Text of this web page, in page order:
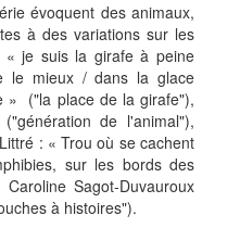
évoquent des animaux,
à des variations sur les
« je suis la girafe à peine
le mieux / dans la glace
» ("la place de la girafe"),
de l'animal"),
: « Trou où se cachent
sur les bords des
Sagot-Duvauroux
à histoires").